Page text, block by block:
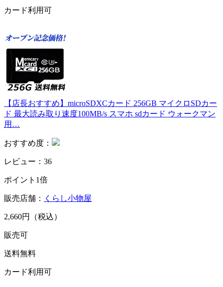
カード利用可
【店長おすすめ】microSDXCカード 256GB マイクロSDカー
ド 最大読み取り速度100MB/s スマホ sdカード ウォークマン
用…
おすすめ度：
レビュー：36
ポイント1倍
販売店舗： くらし小物屋
2,660円（税込）
販売可
送料無料
カード利用可